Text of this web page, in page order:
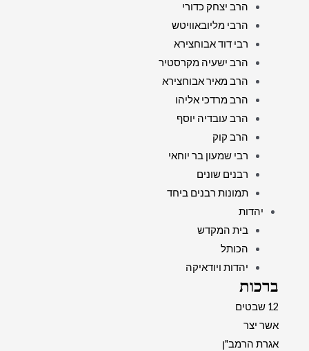
הרב יצחק כדורי
הרבי מליובאוויטש
רבי דוד אבוחצירא
הרב ישעיה מקרסטיר
הרב מאיר אבוחצירא
הרב מרדכי אליהו
הרב עובדיה יוסף
הרב קוק
רבי שמעון בר יוחאי
רבנים שונים
תמונות רבנים ביחד
יהדות
בית המקדש
הכותל
יהדות ויודאיקה
ברכות
12 שבטים
אשר יצר
אגרת הרמב"ן